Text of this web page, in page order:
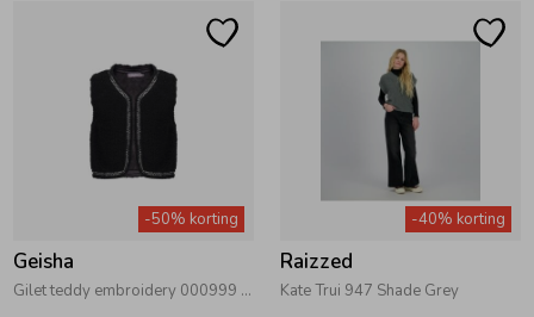
-50% korting
Geisha
Gilet teddy embroidery 000999 - black/tape black zigzag
-40% korting
Raizzed
Kate Trui 947 Shade Grey